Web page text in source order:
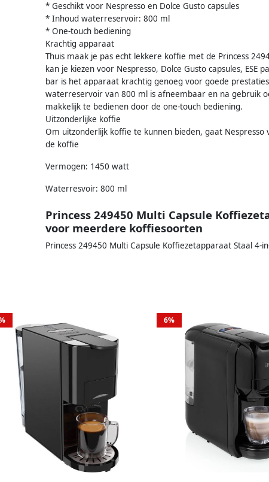
* Geschikt voor Nespresso en Dolce Gusto capsules
* Inhoud waterreservoir: 800 ml
* One-touch bediening
Krachtig apparaat
Thuis maak je pas echt lekkere koffie met de Princess
kan je kiezen voor Nespresso, Dolce Gusto capsules,
bar is het apparaat krachtig genoeg voor goede
waterreservoir van 800 ml is afneembaar en na gebruik
makkelijk te bedienen door de one-touch bediening.
Uitzonderlijke koffie
Om uitzonderlijk koffie te kunnen bieden, gaat
de koffie
Vermogen: 1450 watt
Waterresvoir: 800 ml
Princess 249450 Multi Capsule
voor meerdere koffiesoorten
Princess 249450 Multi Capsule Koffiezetapparaat Staal
6%